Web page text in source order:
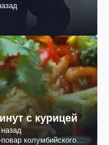
с курицей
колумбийского